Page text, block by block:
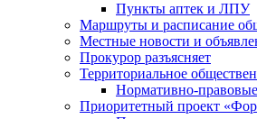
Пункты аптек и ЛПУ
Маршруты и расписание
Местные новости и
Прокурор разъясняет
Территориальное
Нормативно-
Приоритетный проект